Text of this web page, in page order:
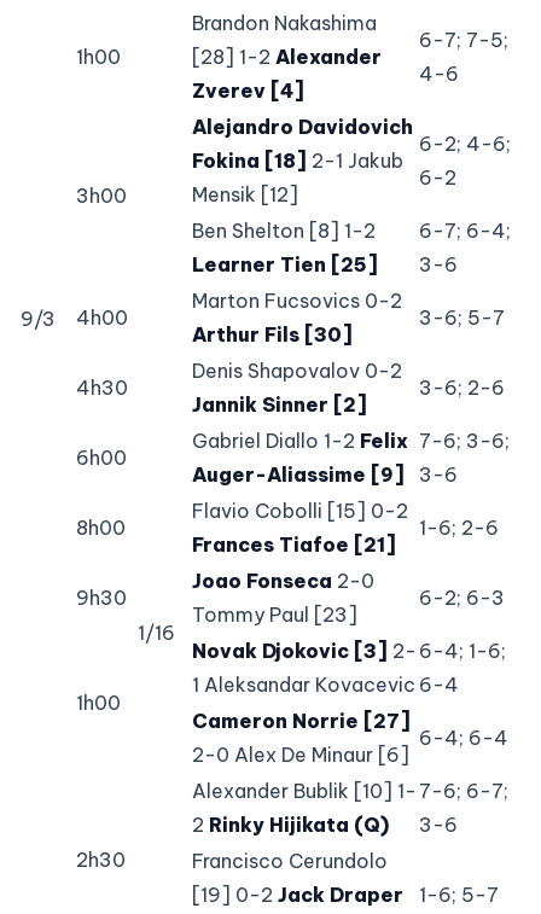
9/3
1h00
1/16
Brandon Nakashima
[28] 1-2 Alexander
Zverev [4]
6-7; 7-5;
4-6
3h00
Alejandro Davidovich
Fokina [18] 2-1 Jakub
Mensik [12]
6-2; 4-6;
6-2
Ben Shelton [8] 1-2
Learner Tien [25]
6-7; 6-4;
3-6
4h00
Marton Fucsovics 0-2
Arthur Fils [30]
3-6; 5-7
4h30
Denis Shapovalov 0-2
Jannik Sinner [2]
3-6; 2-6
6h00
Gabriel Diallo 1-2 Felix
Auger-Aliassime [9]
7-6; 3-6;
3-6
8h00
Flavio Cobolli [15] 0-2
Frances Tiafoe [21]
1-6; 2-6
9h30
Joao Fonseca 2-0
Tommy Paul [23]
6-2; 6-3
1h00
Novak Djokovic [3] 2-
1 Aleksandar Kovacevic
6-4; 1-6;
6-4
Cameron Norrie [27]
2-0 Alex De Minaur [6]
6-4; 6-4
2h30
Alexander Bublik [10] 1-
2 Rinky Hijikata (Q)
7-6; 6-7;
3-6
Francisco Cerundolo
[19] 0-2 Jack Draper
1-6; 5-7